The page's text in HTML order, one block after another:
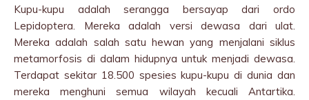
Kupu-kupu adalah serangga bersayap dari ordo
Lepidoptera. Mereka adalah versi dewasa dari ulat.
Mereka adalah salah satu hewan yang menjalani siklus
metamorfosis di dalam hidupnya untuk menjadi dewasa.
Terdapat sekitar 18.500 spesies kupu-kupu di dunia dan
mereka menghuni semua wilayah kecuali Antartika.